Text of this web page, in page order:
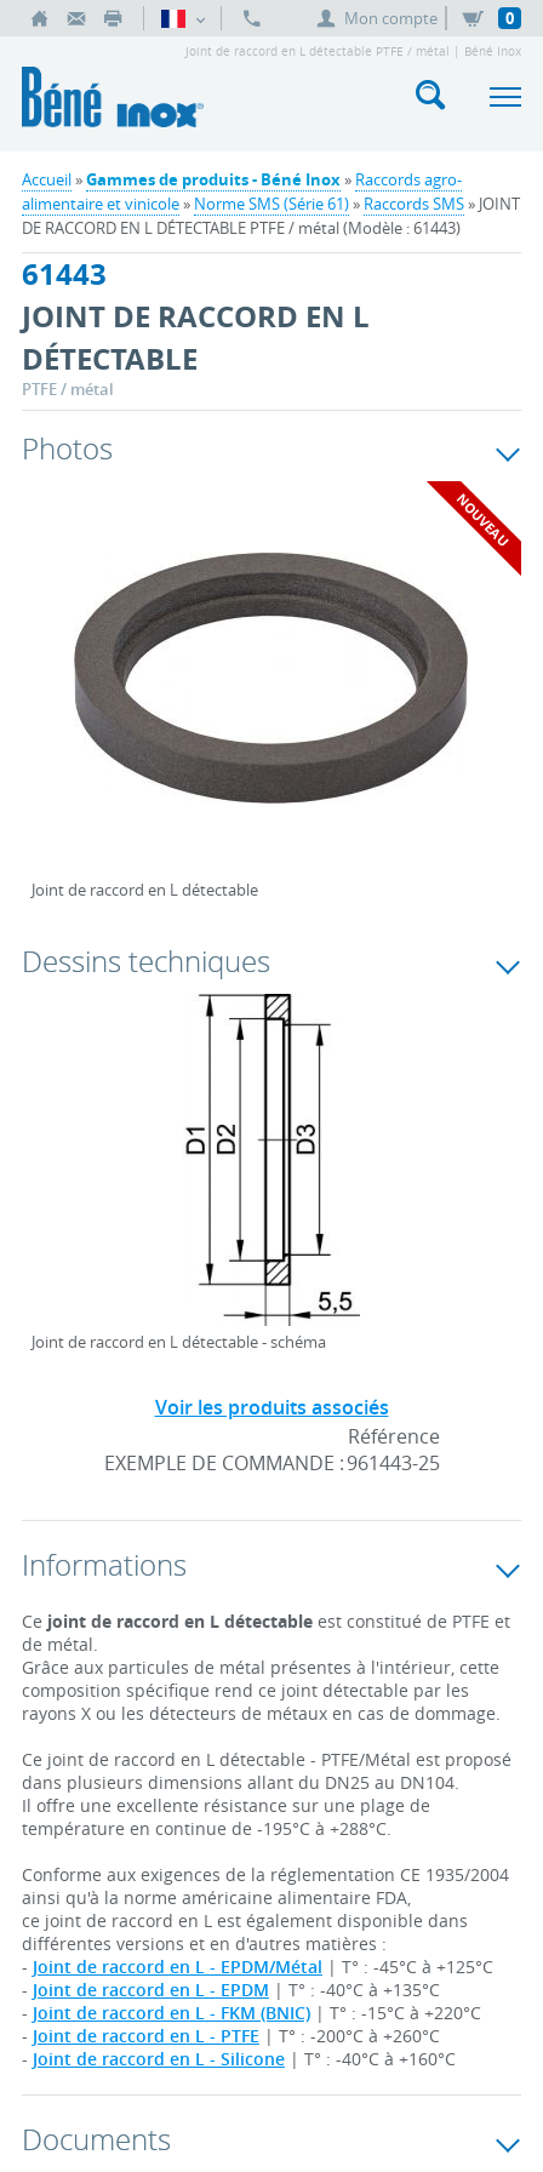
Mon compte 0
Joint de raccord en L détectable PTFE / métal | Béné Inox
Accueil»Gammes de produits - Béné Inox» Raccords agro-
alimentaire et vinicole» Norme SMS (Série 61)» Raccords SMS» JOINT
DE RACCORD EN L DÉTECTABLE PTFE / métal (Modèle : 61443)
61443
JOINT DE RACCORD EN L
DÉTECTABLE
PTFE / métal
Photos
NOUVEAU
Joint de raccord en L détectable
Dessins techniques
Joint de raccord en L détectable - schéma
Voir les produits associés
EXEMPLE DE COMMANDE :
Référence
961443-25
Informations
Ce joint de raccord en L détectableest constitué de PTFE et
de métal.
Grâce aux particules de métal présentes à l'intérieur, cette
composition spécifique rend ce joint détectable par les
rayons X ou les détecteurs de métaux en cas de dommage.
Ce joint de raccord en L détectable - PTFE/Métal est proposé
dans plusieurs dimensions allant du DN25 au DN104.
Il offre une excellente résistance sur une plage de
température en continue de -195°C à +288°C.
Conforme aux exigences de la réglementation CE 1935/2004
ainsi qu'à la norme américaine alimentaire FDA,
ce joint de raccord en L est également disponible dans
différentes versions et en d'autres matières :
- Joint de raccord en L - EPDM/Métal | T° : -45°C à +125°C
- Joint de raccord en L - EPDM | T° : -40°C à +135°C
- Joint de raccord en L - FKM (BNIC)| T° : -15°C à +220°C
- Joint de raccord en L - PTFE | T° : -200°C à +260°C
- Joint de raccord en L - Silicone| T° : -40°C à +160°C
Documents